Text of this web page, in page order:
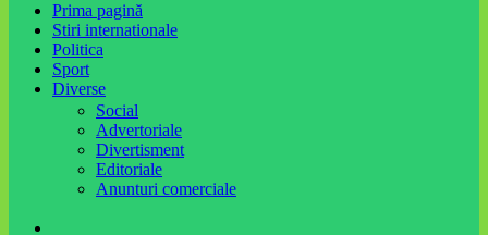
Prima pagină
Stiri internationale
Politica
Sport
Diverse
Social
Advertoriale
Divertisment
Editoriale
Anunturi comerciale